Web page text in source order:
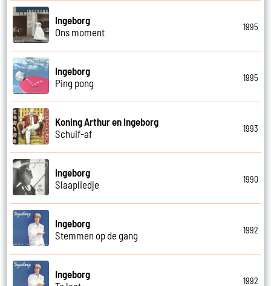
Ingeborg
Ons moment
1995
Ingeborg
Ping pong
1995
Koning Arthur en Ingeborg
Schuif-af
1993
Ingeborg
Slaapliedje
1990
Ingeborg
Stemmen op de gang
1992
Ingeborg
1992